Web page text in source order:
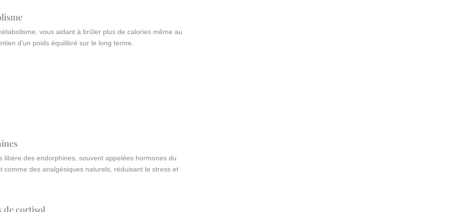
vous aidant à brûler plus de calories même au
d’un poids équilibré sur le long terme.
libère des endorphines, souvent appelées hormones du
comme des analgésiques naturels, réduisant le stress et
de cortisol